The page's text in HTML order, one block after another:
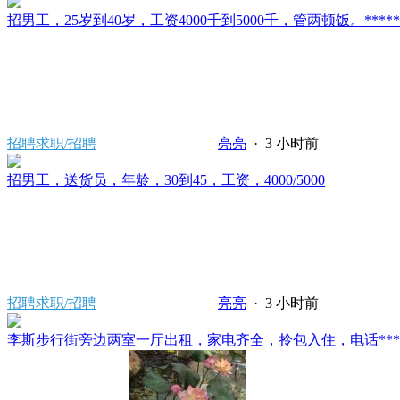
招男工，25岁到40岁，工资4000千到5000千，管两顿饭。
招聘求职/招聘 亮亮 · 3 小时前
招男工，送货员，年龄，30到45，工资，4000/5000
招聘求职/招聘 亮亮 · 3 小时前
李斯步行街旁边两室一厅出租，家电齐全，拎包入住，电话